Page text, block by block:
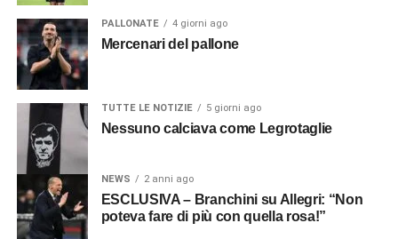
PALLONATE 4 giorni ago
Mercenari del pallone
TUTTE LE NOTIZIE 5 giorni ago
Nessuno calciava come Legrotaglie
NEWS 2 anni ago
ESCLUSIVA – Branchini su Allegri: “Non
poteva fare di più con quella rosa!”